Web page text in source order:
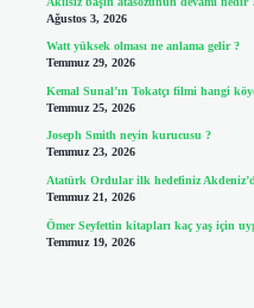
Ağustos 3, 2026
Watt yüksek olması ne anlama gelir ?
Temmuz 29, 2026
Kemal Sunal’ın Tokatçı filmi hangi
Temmuz 25, 2026
Joseph Smith neyin kurucusu ?
Temmuz 23, 2026
Atatürk Ordular ilk hedefiniz
Temmuz 21, 2026
Ömer Seyfettin kitapları kaç yaş için
Temmuz 19, 2026